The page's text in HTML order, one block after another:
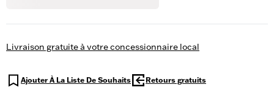
Livraison gratuite à votre concessionnaire local
Ajouter À La Liste De Souhaits Retours gratuits